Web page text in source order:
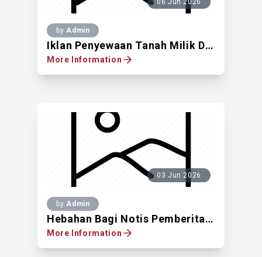
06 Jun 2026
by Admin
Iklan Penyewaan Tanah Milik Datuk Bandar Kuala Lumpur
More Information
03 Jun 2026
by Admin
Hebahan Bagi Notis Pemberitahuan Untuk Mendapatkan Pandangan Pemilik Tanah Berdaftar Di Atas Lot 34779, No.53, Jalan 5/149G, Taman Sri Endah, Mukim Petaling, 57000 Wilayah Persekutuan Kuala Lumpur
More Information